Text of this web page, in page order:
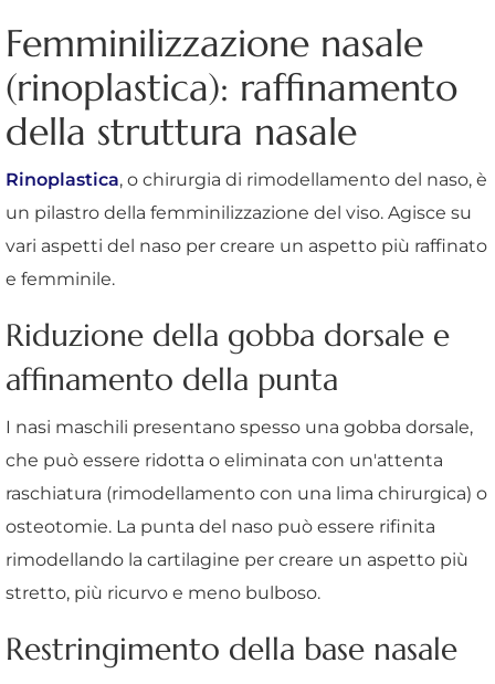
Femminilizzazione nasale
(rinoplastica): raffinamento
della struttura nasale
Rinoplastica, o chirurgia di rimodellamento del naso, è
un pilastro della femminilizzazione del viso. Agisce su
vari aspetti del naso per creare un aspetto più raffinato
e femminile.
Riduzione della gobba dorsale e
affinamento della punta
I nasi maschili presentano spesso una gobba dorsale,
che può essere ridotta o eliminata con un'attenta
raschiatura (rimodellamento con una lima chirurgica) o
osteotomie. La punta del naso può essere rifinita
rimodellando la cartilagine per creare un aspetto più
stretto, più ricurvo e meno bulboso.
Restringimento della base nasale